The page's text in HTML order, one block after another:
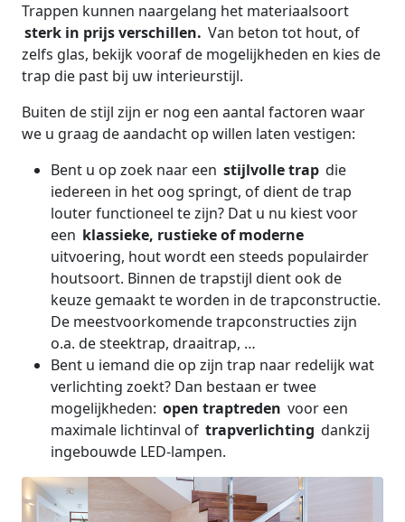
Trappen kunnen naargelang het materiaalsoort
sterk in prijs verschillen. Van beton tot hout, of
zelfs glas, bekijk vooraf de mogelijkheden en kies de
trap die past bij uw interieurstijl.
Buiten de stijl zijn er nog een aantal factoren waar
we u graag de aandacht op willen laten vestigen:
Bent u op zoek naar een stijlvolle trap die
iedereen in het oog springt, of dient de trap
louterfunctioneel te zijn? Dat u nu kiest voor
een klassieke, rustieke of moderne
uitvoering, hout wordt een steeds populairder
houtsoort. Binnen de trapstijl dient ook de
keuze gemaakt te worden in de trapconstructie.
De meestvoorkomende trapconstructies zijn
o.a. de steektrap, draaitrap, …
Bent u iemand die op zijn trap naar redelijk wat
verlichting zoekt? Dan bestaan er twee
mogelijkheden: open traptreden voor een
maximale lichtinval of trapverlichting dankzij
ingebouwde LED-lampen.